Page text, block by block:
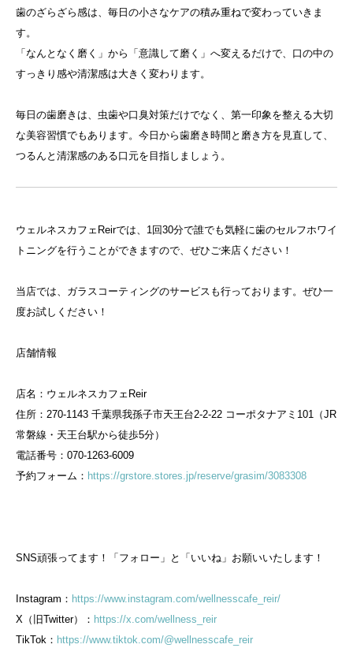
歯のざらざら感は、毎日の小さなケアの積み重ねで変わっていきま
す。
「なんとなく磨く」から「意識して磨く」へ変えるだけで、口の中の
すっきり感や清潔感は大きく変わります。
毎日の歯磨きは、虫歯や口臭対策だけでなく、第一印象を整える大切
な美容習慣でもあります。今日から歯磨き時間と磨き方を見直して、
つるんと清潔感のある口元を目指しましょう。
ウェルネスカフェReirでは、1回30分で誰でも気軽に歯のセルフホワイ
トニングを行うことができますので、ぜひご来店ください！
当店では、ガラスコーティングのサービスも行っております。ぜひ一
度お試しください！
店舗情報
店名：ウェルネスカフェReir
住所：270-1143 千葉県我孫子市天王台2-2-22 コーポタナアミ101（JR
常磐線・天王台駅から徒歩5分）
電話番号：070-1263-6009
予約フォーム： https://grstore.stores.jp/reserve/grasim/3083308
SNS頑張ってます！「フォロー」と「いいね」お願いいたします！
Instagram： https://www.instagram.com/wellnesscafe_reir/
X（旧Twitter）： https://x.com/wellness_reir
TikTok： https://www.tiktok.com/@wellnesscafe_reir